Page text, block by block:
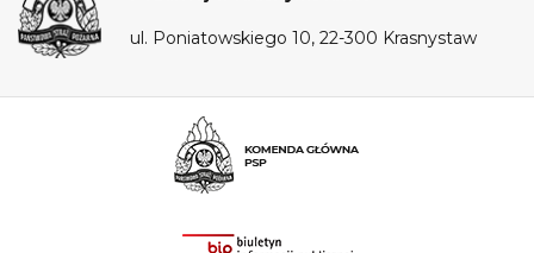
ul. Poniatowskiego 10, 22-300 Krasnystaw